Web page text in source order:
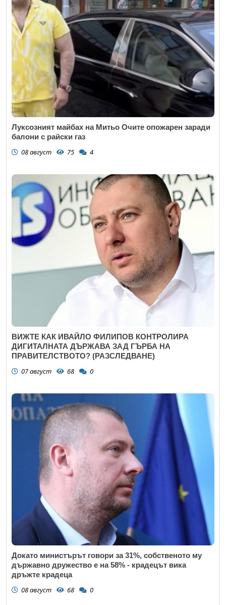
Луксозният майбах на Митьо Очите опожарен заради
балони с райски газ
08 август 75 4
ВИЖТЕ КАК ИВАЙЛО ФИЛИПОВ КОНТРОЛИРА
ДИГИТАЛНАТА ДЪРЖАВА ЗАД ГЪРБА НА
ПРАВИТЕЛСТВОТО? (РАЗСЛЕДВАНЕ)
07 август 68 0
Докато министърът говори за 31%, собственото му
държавно дружество е на 58% - крадецът вика
дръжте крадеца
08 август 68 0